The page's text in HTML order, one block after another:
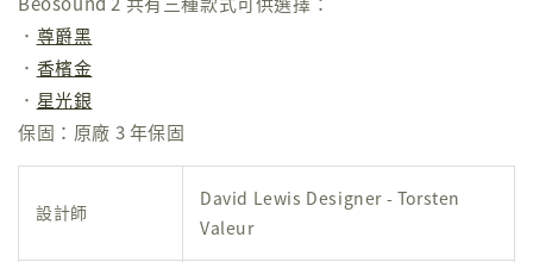
． 尊爵黑
． 香檳金
． 星光銀
保固：原廠 3 年保固
設計師
David Lewis Designer - Torsten
Valeur